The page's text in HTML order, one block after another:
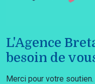
L'Agence
besoin de
Merci pour votre soutien.